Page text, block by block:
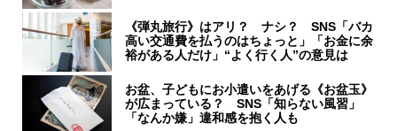
《弾丸旅行》はアリ？ ナシ？ SNS「バカ
高い交通費を払うのはちょっと」「お金に余
裕がある人だけ」“よく行く人”の意見は
お盆、子どもにお小遣いをあげる《お盆玉》
が広まっている？ SNS「知らない風習」
「なんか嫌」違和感を抱く人も